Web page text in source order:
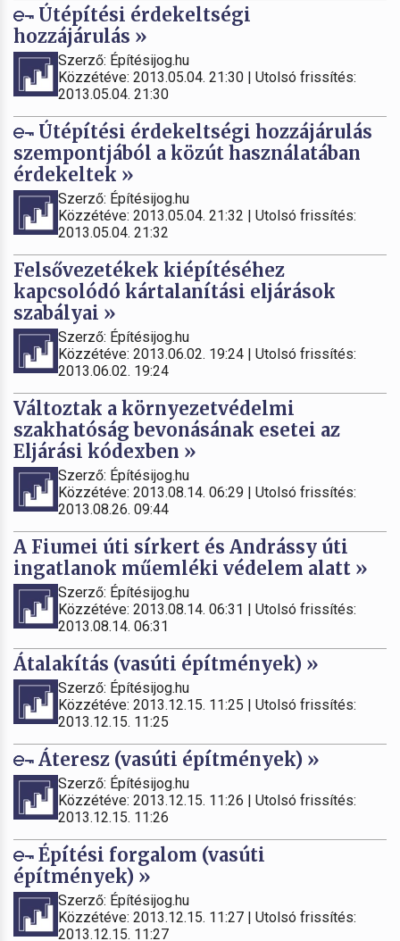
Útépítési érdekeltségi
hozzájárulás »
Szerző: Építésijog.hu
Közzétéve: 2013.05.04. 21:30 | Utolsó frissítés:
2013.05.04. 21:30
Útépítési érdekeltségi hozzájárulás
szempontjából a közút használatában
érdekeltek »
Szerző: Építésijog.hu
Közzétéve: 2013.05.04. 21:32 | Utolsó frissítés:
2013.05.04. 21:32
Felsővezetékek kiépítéséhez
kapcsolódó kártalanítási eljárások
szabályai »
Szerző: Építésijog.hu
Közzétéve: 2013.06.02. 19:24 | Utolsó frissítés:
2013.06.02. 19:24
Változtak a környezetvédelmi
szakhatóság bevonásának esetei az
Eljárási kódexben »
Szerző: Építésijog.hu
Közzétéve: 2013.08.14. 06:29 | Utolsó frissítés:
2013.08.26. 09:44
A Fiumei úti sírkert és Andrássy úti
ingatlanok műemléki védelem alatt »
Szerző: Építésijog.hu
Közzétéve: 2013.08.14. 06:31 | Utolsó frissítés:
2013.08.14. 06:31
Átalakítás (vasúti építmények) »
Szerző: Építésijog.hu
Közzétéve: 2013.12.15. 11:25 | Utolsó frissítés:
2013.12.15. 11:25
Áteresz (vasúti építmények) »
Szerző: Építésijog.hu
Közzétéve: 2013.12.15. 11:26 | Utolsó frissítés:
2013.12.15. 11:26
Építési forgalom (vasúti
építmények) »
Szerző: Építésijog.hu
Közzétéve: 2013.12.15. 11:27 | Utolsó frissítés:
2013.12.15. 11:27